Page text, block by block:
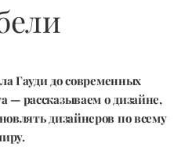
Гауди до современных
рассказываем о дизайне,
дизайнеров по всему